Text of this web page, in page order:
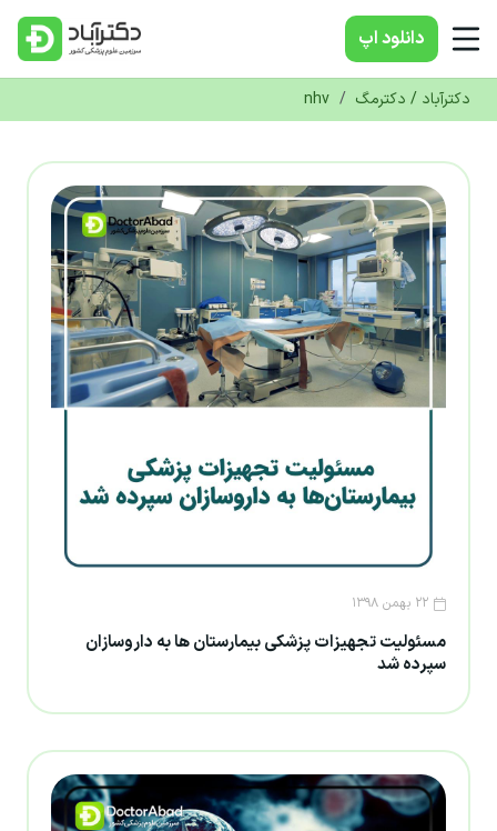
دانلود‌ اپ
دکترآباد / دکترمگ /
nhv
۲۲ بهمن ۱۳۹۸
مسئولیت تجهیزات پزشکی بیمارستان ها به داروسازان
سپرده شد